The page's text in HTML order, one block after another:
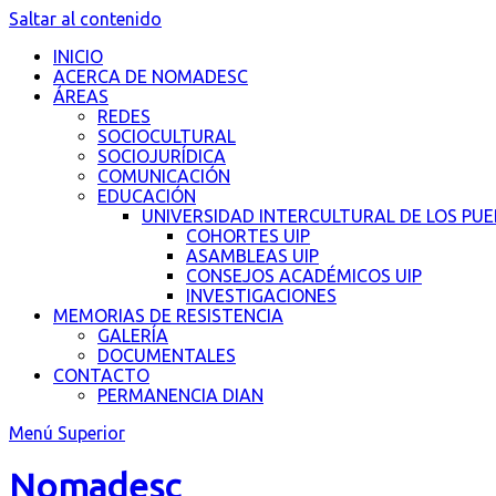
Saltar al contenido
INICIO
ACERCA DE NOMADESC
ÁREAS
REDES
SOCIOCULTURAL
SOCIOJURÍDICA
COMUNICACIÓN
EDUCACIÓN
UNIVERSIDAD INTERCULTURAL DE LOS
COHORTES UIP
ASAMBLEAS UIP
CONSEJOS ACADÉMICOS UIP
INVESTIGACIONES
MEMORIAS DE RESISTENCIA
GALERÍA
DOCUMENTALES
CONTACTO
PERMANENCIA DIAN
Menú Superior
Nomadesc